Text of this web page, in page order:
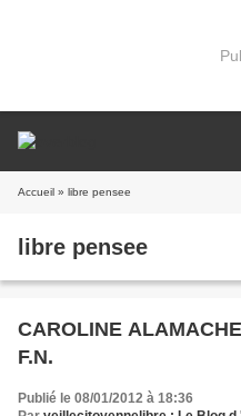
Accueil » libre pensee
libre pensee
CAROLINE
F.N.
Publié le 08/01/2012 à 18:36